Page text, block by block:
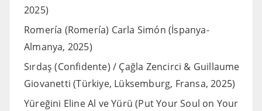
2025)
Romería (Romería) Carla Simón (İspanya-
Almanya, 2025)
Sırdaş (Confidente) / Çağla Zencirci & Guillaume
Giovanetti (Türkiye, Lüksemburg, Fransa, 2025)
Yüreğini Eline Al ve Yürü (Put Your Soul on Your